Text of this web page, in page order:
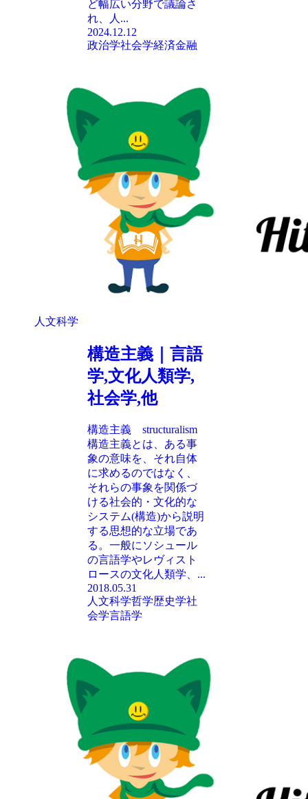
ど幅広い分野で議論さ
れ、人...
2024.12.12
政治学社会学経済金融
人文科学
構造主義｜言語
学,文化人類学,
社会学,他
構造主義 structuralism
構造主義とは、ある事
象の意味を、それ自体
に求めるのではなく、
それらの事象を関係づ
ける社会的・文化的な
システム(構造)から説明
する思想的な立場であ
る。一般にソシュール
の言語学やレヴィスト
ロースの文化人類学、...
2018.05.31
人文科学哲学歴史学社
会学言語学